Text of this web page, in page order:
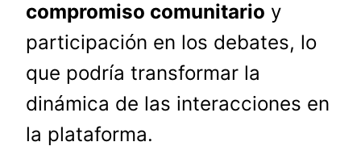
compromiso comunitario y
participación en los debates, lo
que podría transformar la
dinámica de las interacciones en
la plataforma.